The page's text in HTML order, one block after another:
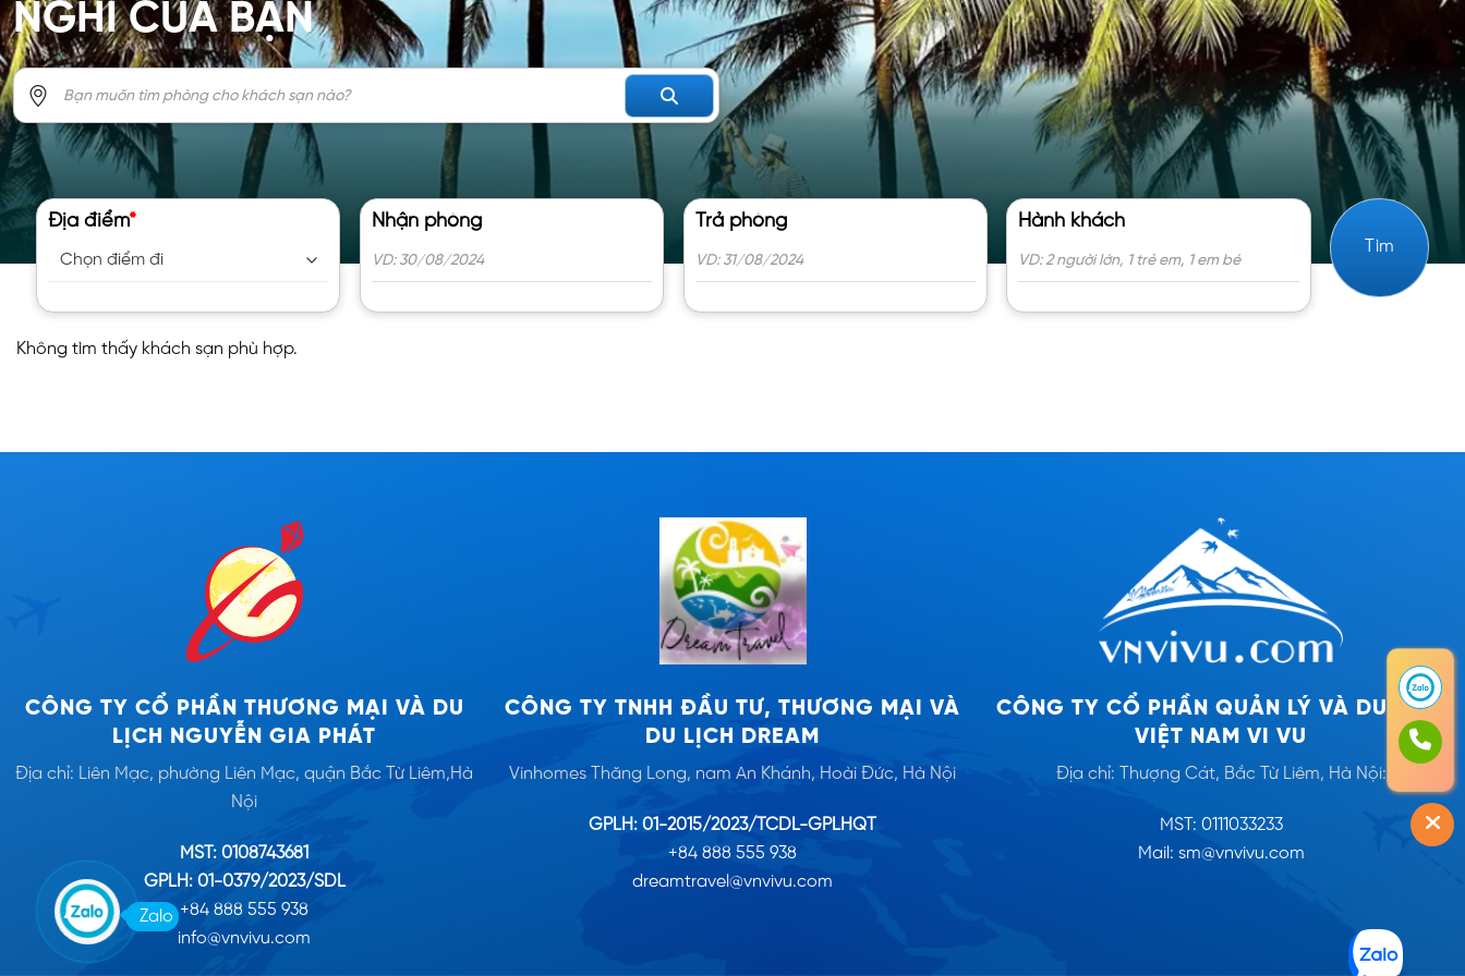
NGHỈ CỦA BẠN
Địa điểm* Nhận phòng Trả phòng Hành khách
Tìm
Không tìm thấy khách sạn phù hợp.
CÔNG TY CỔ PHẦN THƯƠNG MẠI VÀ DU
LỊCH NGUYỄN GIA PHÁT
Địa chỉ: Liên Mạc, phường Liên Mạc, quận Bắc Từ Liêm,Hà
Nội
MST: 0108743681
GPLH: 01-0379/2023/SDL
+84 888 555 938
info@vnvivu.com
CÔNG TY TNHH ĐẦU TƯ, THƯƠNG MẠI VÀ
DU LỊCH DREAM
Vinhomes Thăng Long, nam An Khánh, Hoài Đức, Hà Nội
GPLH: 01-2015/2023/TCDL-GPLHQT
+84 888 555 938
dreamtravel@vnvivu.com
CÔNG TY CỔ PHẦN QUẢN LÝ VÀ DU LỊCH
VIỆT NAM VI VU
Địa chỉ: Thượng Cát, Bắc Từ Liêm, Hà Nội:
MST: 0111033233
Mail: sm@vnvivu.com
Zalo